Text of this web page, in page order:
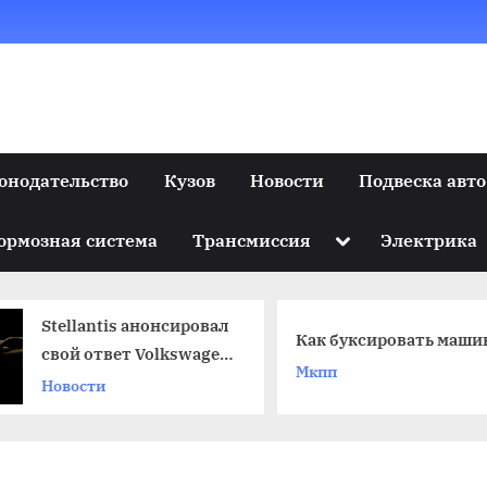
Кузов Новости Подвеска авто
система Трансмиссия Toggle
menu
Электрика
Stellantis анонсировал
свой ответ Volkswagen
ID.3
Новости
Как буксировать
Мкпп